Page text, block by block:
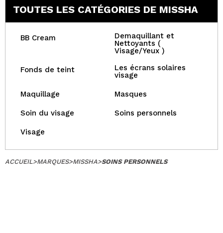
TOUTES LES CATÉGORIES DE MISSHA
BB Cream
Demaquillant et
Nettoyants (
Visage/Yeux )
Fonds de teint
Les écrans solaires
visage
Maquillage Masques
Soin du visage Soins personnels
Visage
ACCUEIL>MARQUES>MISSHA>SOINS PERSONNELS